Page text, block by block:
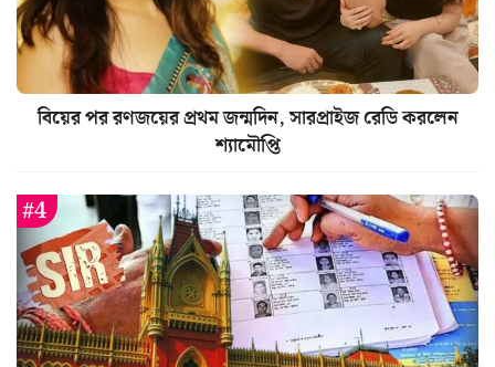
বিয়ের পর রণজয়ের প্রথম জন্মদিন, সারপ্রাইজ রেডি করলেন
শ্যামৌপ্তি